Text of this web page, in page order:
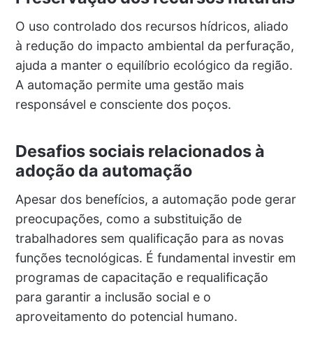
O uso controlado dos recursos hídricos, aliado
à redução do impacto ambiental da perfuração,
ajuda a manter o equilíbrio ecológico da região.
A automação permite uma gestão mais
responsável e consciente dos poços.
Desafios sociais relacionados à
adoção da automação
Apesar dos benefícios, a automação pode gerar
preocupações, como a substituição de
trabalhadores sem qualificação para as novas
funções tecnológicas. É fundamental investir em
programas de capacitação e requalificação
para garantir a inclusão social e o
aproveitamento do potencial humano.